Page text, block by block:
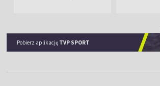
Pobierz aplikację TVP SPORT